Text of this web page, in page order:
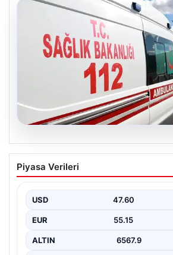
05.08.2026
Diyarbakır’da Silahlı
Yaralı
bölge sakinlerini korkuttu. Olay, iki
uzun…
Piyasa Verileri
USD 47.60
EUR 55.15
ALTIN 6567.9